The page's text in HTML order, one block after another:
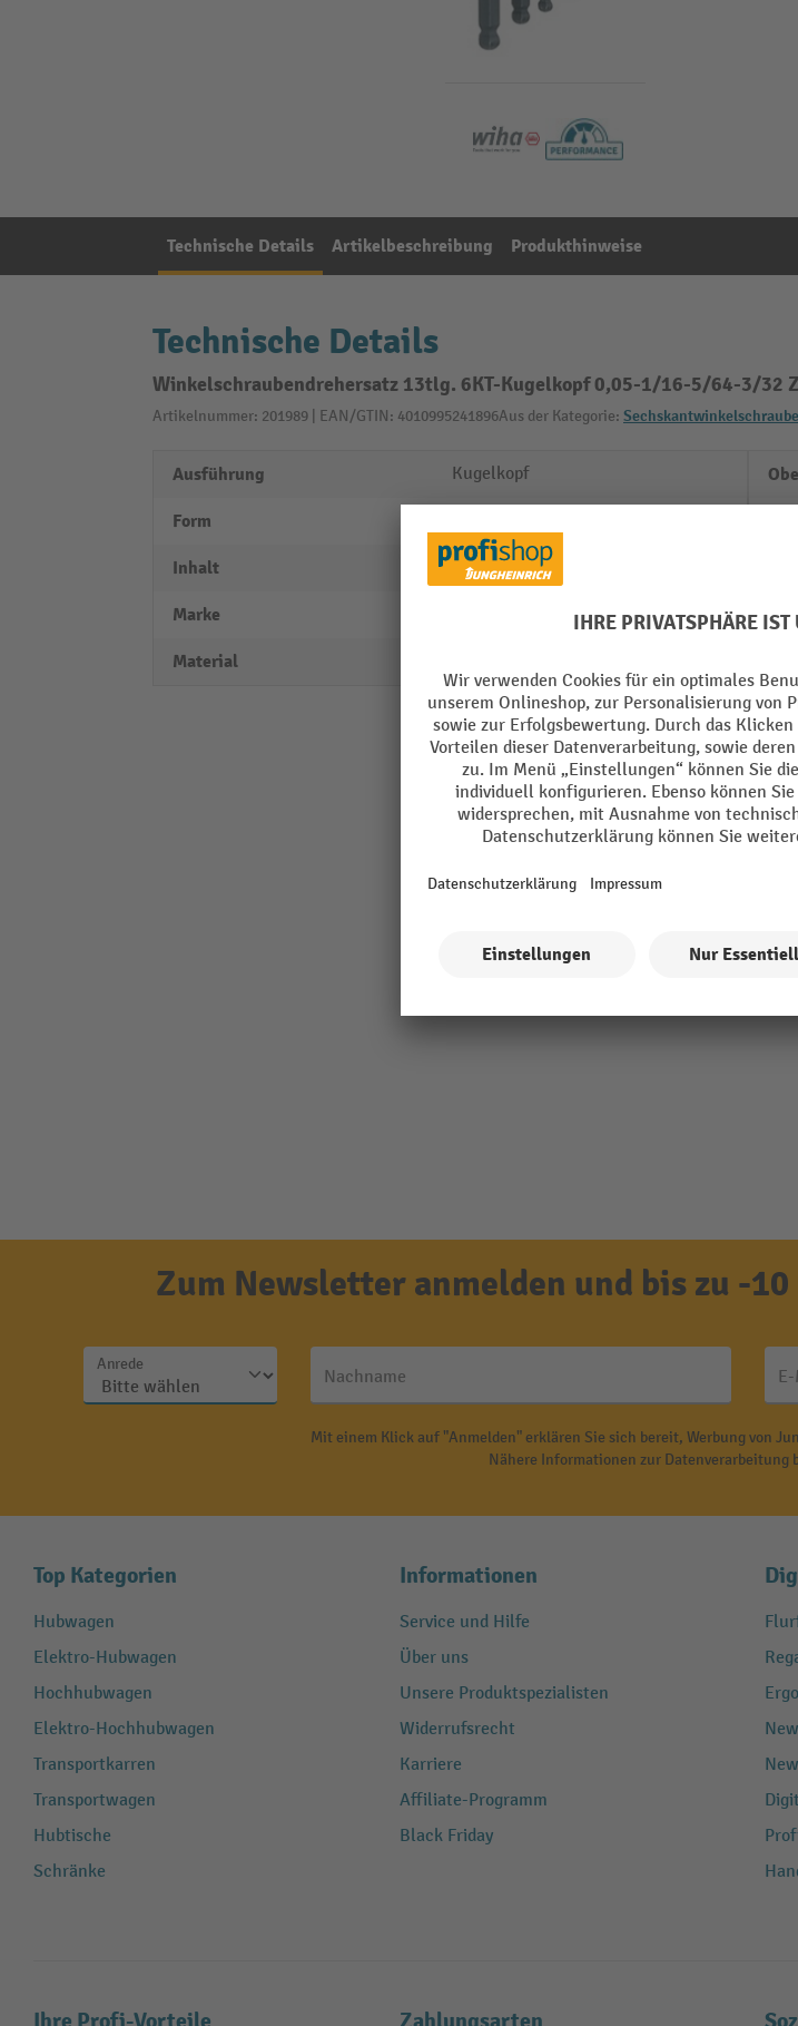
Technische Details Artikelbeschreibung Produkthinweise
Technische Details
Winkelschraubendrehersatz 13tlg. 6KT-Kugelkopf 0,05-1/16-5/64-3/32
Artikelnummer: 201989 | EAN/GTIN: 4010995241896Aus der Kategorie:
Ausführung Kugelkopf
Form
Inhalt 13-teilig
Marke
Material
Zum Newsletter anmelden und bis zu -
Anrede
Nachname
Mit einem Klick auf "Anmelden" erklären Sie sich bereit, Werbung von
Nähere Informationen zur Datenverarbeitung
Top Kategorien
Hubwagen
Elektro-Hubwagen
Hochhubwagen
Elektro-Hochhubwagen
Transportkarren
Transportwagen
Hubtische
Schränke
Informationen
Service und Hilfe
Über uns
Unsere Produktspezialisten
Widerrufsrecht
Karriere
Affiliate-Programm
Black Friday